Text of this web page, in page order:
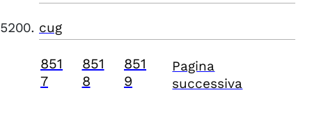
cug
851
7
851
8
851
9
Pagina
successiva